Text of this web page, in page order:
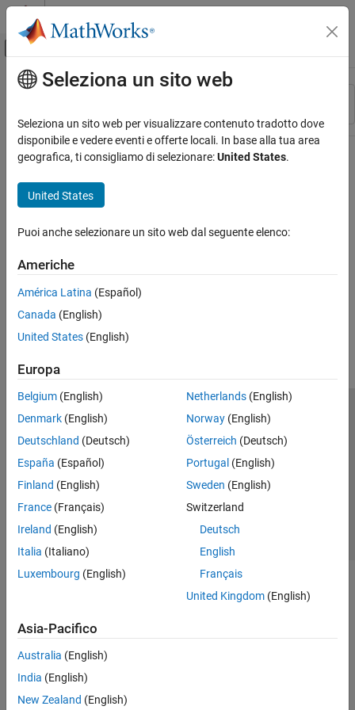
Vai al contenuto
Attiva/disattiva menu di navigazione
Risorsa
Stato
Contenuto principale
Seleziona un sito web
Seleziona un sito web per visualizzare contenuto tradotto dove
disponibile e vedere eventi e offerte locali. In base alla tua area
geografica, ti consigliamo di selezionare:United States.
United States
Puoi anche selezionare un sito web dal seguente elenco:
Americhe
América Latina (Español)
Canada (English)
United States (English)
Europa
Belgium (English)
Denmark (English)
Deutschland (Deutsch)
España (Español)
Finland (English)
France (Français)
Ireland (English)
Italia (Italiano)
Luxembourg (English)
Netherlands(English)
Norway(English)
Österreich (Deutsch)
Portugal (English)
Sweden (English)
Switzerland
Deutsch
English
Français
United Kingdom(English)
Asia-Pacifico
Australia (English)
India (English)
New Zealand (English)
Centro di fiducia
Informativa sulla privacy
Antipirateria
Stato dell'applicazione
Contatti
© 1994-2026 The MathWorks, Inc.